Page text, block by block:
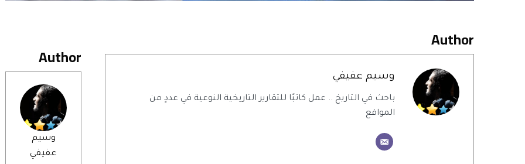
Author
وسيم
عفيفي
Author
وسيم عفيفي
باحث في التاريخ .. عمل كاتبًا للتقارير التاريخية النوعية في عددٍ من
المواقع